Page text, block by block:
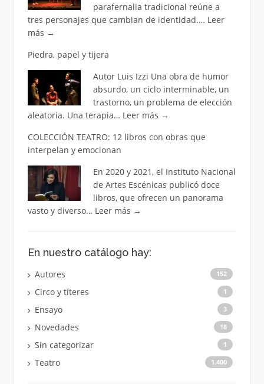
parafernalia tradicional reúne a
tres personajes que cambian de identidad.… Leer
más →
Piedra, papel y tijera
Autor Luis Izzi Una obra de humor
absurdo, un ciclo interminable, un
trastorno, un problema de elección
aleatoria. Una terapia… Leer más →
COLECCIÓN TEATRO: 12 libros con obras que
interpelan y emocionan
En 2020 y 2021, el Instituto Nacional
de Artes Escénicas publicó doce
libros, que ofrecen un panorama
vasto y diverso… Leer más →
En nuestro catálogo hay:
Autores 152
Circo y títeres 1
Ensayo 3
Novedades 18
Sin categorizar 1
Teatro 1.400